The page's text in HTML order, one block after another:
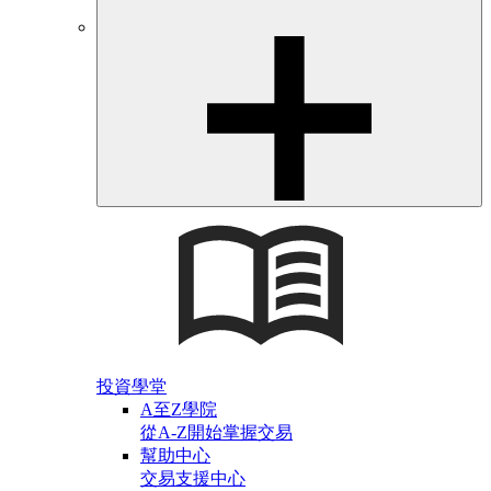
投資學堂
A至Z學院
從A-Z開始掌握交易
幫助中心
交易支援中心